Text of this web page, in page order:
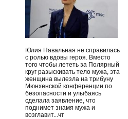
Юлия Навальная не справилась
с ролью вдовы героя. Вместо
того чтобы лететь за Полярный
круг разыскивать тело мужа, эта
женщина вылезла на трибуну
Мюнхенской конференции по
безопасности и улыбаясь
сделала заявление, что
поднимет знамя мужа и
возглавит...чт